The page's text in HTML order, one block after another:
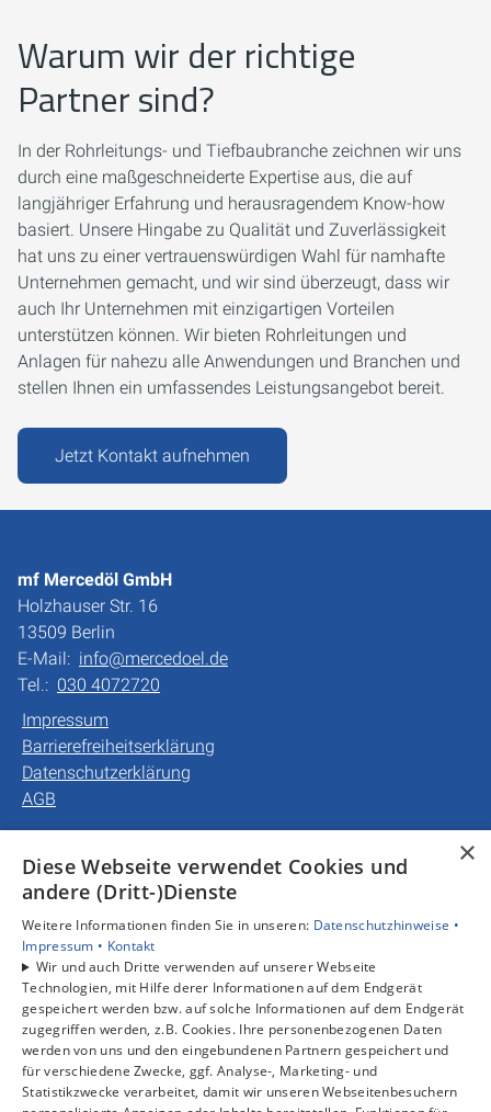
Warum wir der richtige
Partner sind?
In der Rohrleitungs- und Tiefbaubranche zeichnen wir uns
durch eine maßgeschneiderte Expertise aus, die auf
langjähriger Erfahrung und herausragendem Know-how
basiert. Unsere Hingabe zu Qualität und Zuverlässigkeit
hat uns zu einer vertrauenswürdigen Wahl für namhafte
Unternehmen gemacht, und wir sind überzeugt, dass wir
auch Ihr Unternehmen mit einzigartigen Vorteilen
unterstützen können. Wir bieten Rohrleitungen und
Anlagen für nahezu alle Anwendungen und Branchen und
stellen Ihnen ein umfassendes Leistungsangebot bereit.
Jetzt Kontakt aufnehmen
mf Mercedöl GmbH
Holzhauser Str. 16
13509 Berlin
E-Mail: info@mercedoel.de
Tel.: 030 4072720
Impressum
Barrierefreiheitserklärung
Datenschutzerklärung
AGB
Privatkunden
Gewerbekunden
Karriere
Unternehmen
Kontakt
×
Diese Webseite verwendet Cookies und
andere (Dritt-)Dienste
Weitere Informationen finden Sie in unseren: Datenschutzhinweise •
Impressum • Kontakt
Wir und auch Dritte verwenden auf unserer Webseite
Technologien, mit Hilfe derer Informationen auf dem Endgerät
gespeichert werden bzw. auf solche Informationen auf dem Endgerät
zugegriffen werden, z.B. Cookies. Ihre personenbezogenen Daten
werden von uns und den eingebundenen Partnern gespeichert und
für verschiedene Zwecke, ggf. Analyse-, Marketing- und
Statistikzwecke verarbeitet, damit wir unseren Webseitenbesuchern